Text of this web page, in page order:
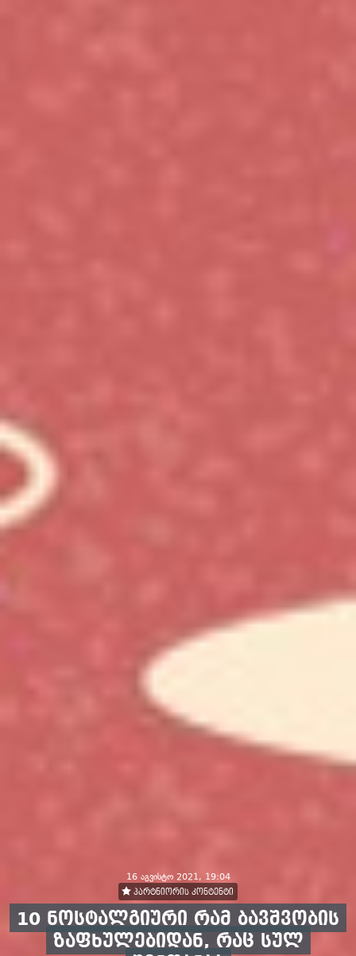
16 აგვისტო 2021, 19:04
პარტნიორის კონტენტი
10 ნოსტალგიური რამ ბავშვობის
ზაფხულებიდან, რაც სულ